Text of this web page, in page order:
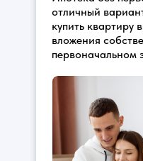
отличный
купить квартиру
вложения
первоначальном